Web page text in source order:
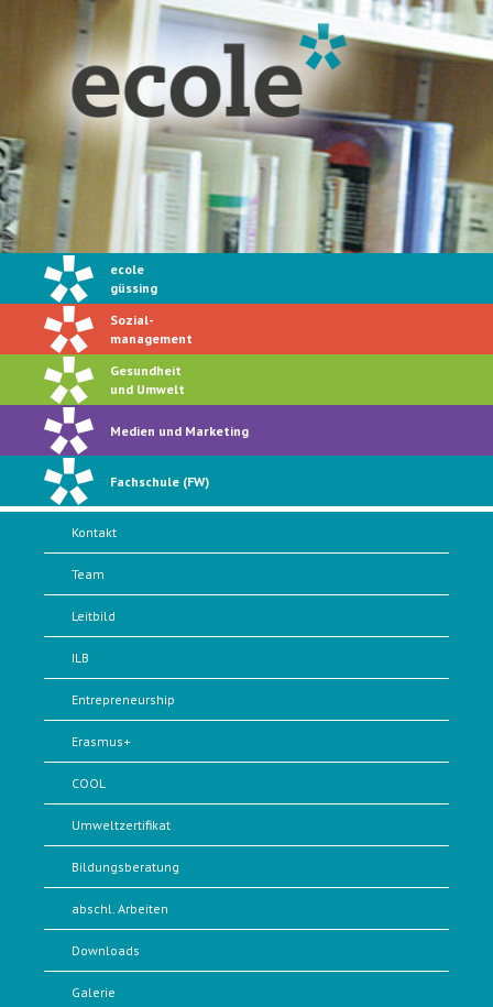
ecole
güssing
Sozial-
management
Gesundheit
und Umwelt
Medien und Marketing
Fachschule (FW)
Kontakt
Team
Leitbild
ILB
Entrepreneurship
Erasmus+
COOL
Umweltzertifikat
Bildungsberatung
abschl. Arbeiten
Downloads
Galerie